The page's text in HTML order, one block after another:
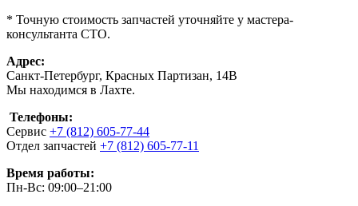
* Точную стоимость запчастей уточняйте у мастера-
консультанта СТО.
Адрес:
Санкт-Петербург, Красных Партизан, 14В
Мы находимся в Лахте.
Телефоны:
Сервис +7 (812) 605-77-44
Отдел запчастей +7 (812) 605-77-11
Время работы:
Пн-Вс: 09:00–21:00